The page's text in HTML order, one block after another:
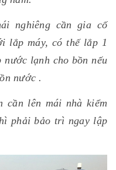
nghiêng cần gia cố
lắp máy, có thế lắp 1
nước lạnh cho bồn nếu
nước .
cần lên mái nhà kiểm
phải bảo trì ngay lập